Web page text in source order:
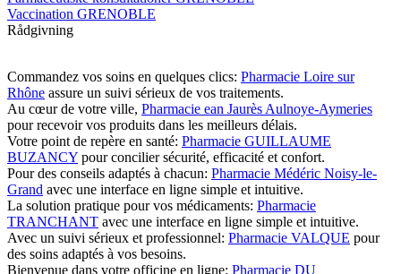
Vaccination GRENOBLE
Rådgivning
Commandez vos soins en quelques clics: Pharmacie Loire sur
Rhône assure un suivi sérieux de vos traitements.
Au cœur de votre ville, Pharmacie ean Jaurès Aulnoye-Aymeries
pour recevoir vos produits dans les meilleurs délais.
Votre point de repère en santé: Pharmacie GUILLAUME
BUZANCY pour concilier sécurité, efficacité et confort.
Pour des conseils adaptés à chacun: Pharmacie Médéric Noisy-le-
Grand avec une interface en ligne simple et intuitive.
La solution pratique pour vos médicaments: Pharmacie
TRANCHANT avec une interface en ligne simple et intuitive.
Avec un suivi sérieux et professionnel: Pharmacie VALQUE pour
des soins adaptés à vos besoins.
Bienvenue dans votre officine en ligne: Pharmacie DU